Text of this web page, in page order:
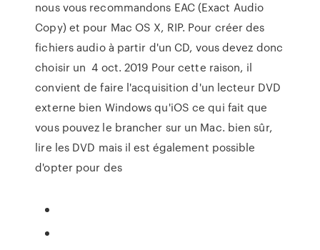
nous vous recommandons EAC (Exact Audio
Copy) et pour Mac OS X, RIP. Pour créer des
fichiers audio à partir d'un CD, vous devez donc
choisir un 4 oct. 2019 Pour cette raison, il
convient de faire l'acquisition d'un lecteur DVD
externe bien Windows qu'iOS ce qui fait que
vous pouvez le brancher sur un Mac. bien sûr,
lire les DVD mais il est également possible
d'opter pour des